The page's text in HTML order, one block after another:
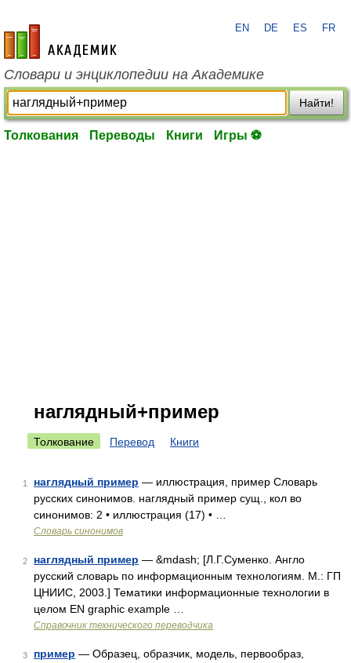
academic.ru
EN DE ES FR
Словари и энциклопедии на Академике
Найти!
Толкования Переводы Книги Игры ⚽
наглядный+пример
Толкование Перевод Книги
1 наглядный пример — иллюстрация, пример Словарь
русских синонимов. наглядный пример сущ., кол во
синонимов: 2 • иллюстрация (17) • …
Словарь синонимов
2 наглядный пример — &mdash; [Л.Г.Суменко. Англо
русский словарь по информационным технологиям. М.: ГП
ЦНИИС, 2003.] Тематики информационные технологии в
целом EN graphic example …
Справочник технического переводчика
3 пример — Образец, образчик, модель, первообраз,